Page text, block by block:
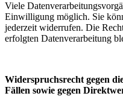
Viele
Einwilligung möglich. Sie
jederzeit widerrufen. Die
erfolgten Datenverarbeitung
Widerspruchsrecht gegen
Fällen sowie gegen